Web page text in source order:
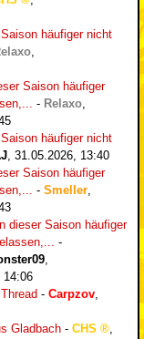
häufiger nicht
Saison häufiger
- Relaxo
häufiger nicht
31.05.2026, 13:40
Saison häufiger
- Smeller
dieser Saison häufiger
-
14:06
- Carpzov
Gladbach - CHS